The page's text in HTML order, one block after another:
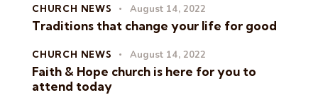
CHURCH NEWS August 14, 2022
Traditions that change your life for good
CHURCH NEWS August 14, 2022
Faith & Hope church is here for you to
attend today